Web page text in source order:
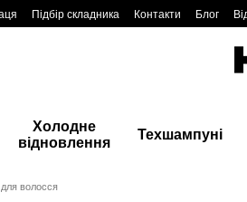
Підбір складника Контакти Блог
Холодне
відновлення
Техшампуні
для волосся